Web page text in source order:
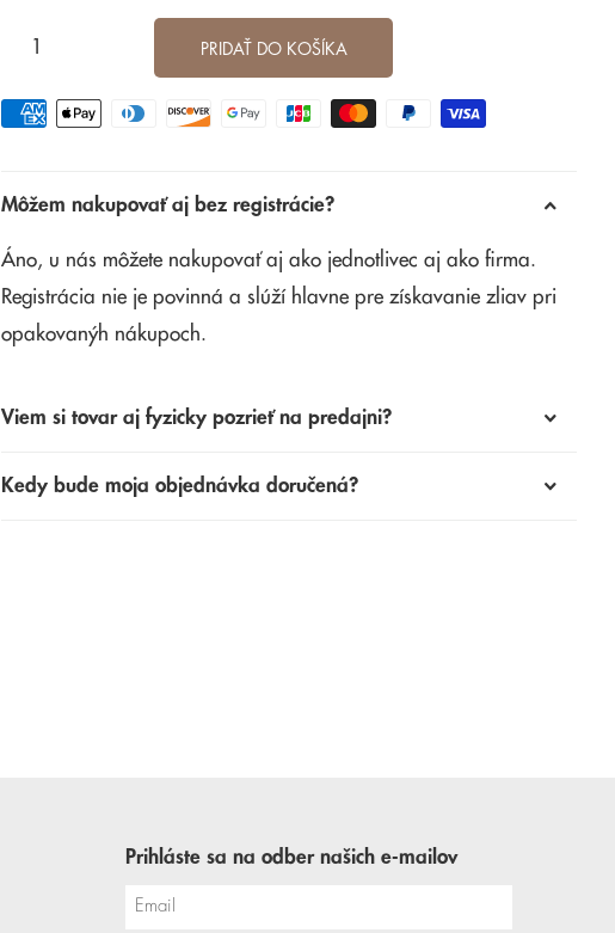
PRIDAŤ DO KOŠÍKA
Môžem nakupovať aj bez registrácie?
Áno, u nás môžete nakupovať aj ako jednotlivec aj ako firma.
Registrácia nie je povinná a slúží hlavne pre získavanie zliav pri
opakovanýh nákupoch.
Viem si tovar aj fyzicky pozrieť na predajni?
Kedy bude moja objednávka doručená?
Prihláste sa na odber našich e-mailov